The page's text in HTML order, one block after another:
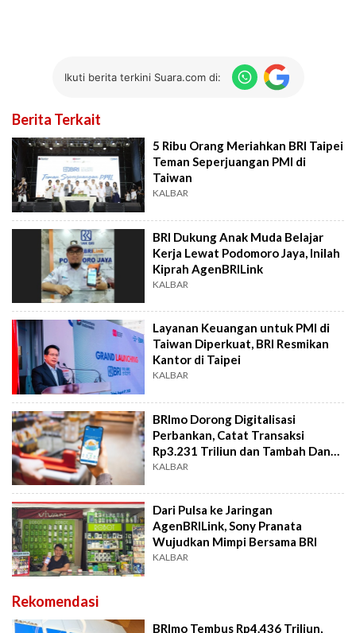
Ikuti berita terkini Suara.com di:
Berita Terkait
5 Ribu Orang Meriahkan BRI Taipei
Teman Seperjuangan PMI di
Taiwan
KALBAR
BRI Dukung Anak Muda Belajar
Kerja Lewat Podomoro Jaya, Inilah
Kiprah AgenBRILink
KALBAR
Layanan Keuangan untuk PMI di
Taiwan Diperkuat, BRI Resmikan
Kantor di Taipei
KALBAR
BRImo Dorong Digitalisasi
Perbankan, Catat Transaksi
Rp3.231 Triliun dan Tambah Dana
Murah
KALBAR
Dari Pulsa ke Jaringan
AgenBRILink, Sony Pranata
Wujudkan Mimpi Bersama BRI
KALBAR
Rekomendasi
BRImo Tembus Rp4.436 Triliun,